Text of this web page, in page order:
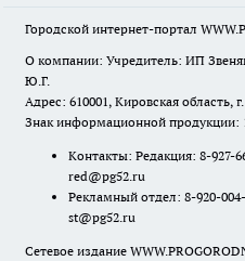
Городской интернет-портал
О компании: Учредитель: ИП
Ю.Г.
Адрес: 610001, Кировская область,
Знак информационной продукции:
Контакты: Редакция: 8-927-
red@pg52.ru
Рекламный отдел: 8-920-
st@pg52.ru
Сетевое издание